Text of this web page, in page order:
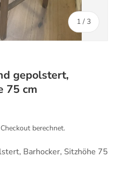
1 / von
3
gepolstert,
75 cm
berechnet.
Barhocker, Sitzhöhe 75